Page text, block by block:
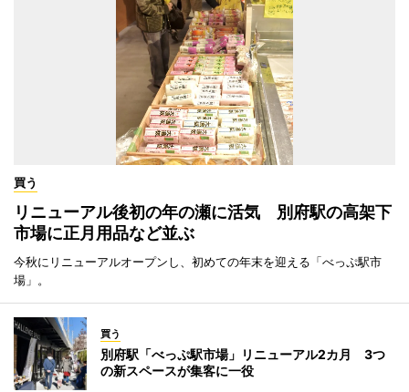
買う
リニューアル後初の年の瀬に活気 別府駅の高架下
市場に正月用品など並ぶ
今秋にリニューアルオープンし、初めての年末を迎える「べっぷ駅市
場」。
買う
別府駅「べっぷ駅市場」リニューアル2カ月 3つ
の新スペースが集客に一役